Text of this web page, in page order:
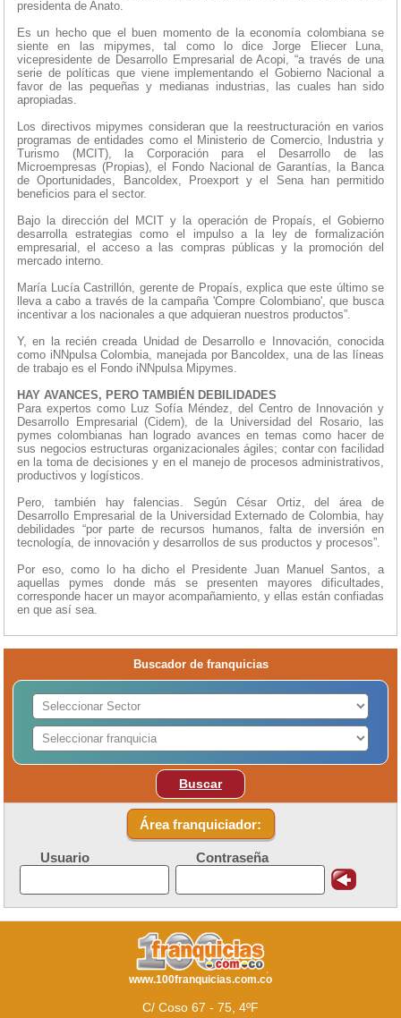
presidenta de Anato.
Es un hecho que el buen momento de la economía colombiana se
siente en las mipymes, tal como lo dice Jorge Eliecer Luna,
vicepresidente de Desarrollo Empresarial de Acopi, “a través de una
serie de políticas que viene implementando el Gobierno Nacional a
favor de las pequeñas y medianas industrias, las cuales han sido
apropiadas.
Los directivos mipymes consideran que la reestructuración en varios
programas de entidades como el Ministerio de Comercio, Industria y
Turismo (MCIT), la Corporación para el Desarrollo de las
Microempresas (Propias), el Fondo Nacional de Garantías, la Banca
de Oportunidades, Bancoldex, Proexport y el Sena han permitido
beneficios para el sector.
Bajo la dirección del MCIT y la operación de Propaís, el Gobierno
desarrolla estrategias como el impulso a la ley de formalización
empresarial, el acceso a las compras públicas y la promoción del
mercado interno.
María Lucía Castrillón, gerente de Propaís, explica que este último se
lleva a cabo a través de la campaña 'Compre Colombiano', que busca
incentivar a los nacionales a que adquieran nuestros productos”.
Y, en la recién creada Unidad de Desarrollo e Innovación, conocida
como iNNpulsa Colombia, manejada por Bancoldex, una de las líneas
de trabajo es el Fondo iNNpulsa Mipymes.
HAY AVANCES, PERO TAMBIÉN DEBILIDADES
Para expertos como Luz Sofía Méndez, del Centro de Innovación y
Desarrollo Empresarial (Cidem), de la Universidad del Rosario, las
pymes colombianas han logrado avances en temas como hacer de
sus negocios estructuras organizacionales ágiles; contar con facilidad
en la toma de decisiones y en el manejo de procesos administrativos,
productivos y logísticos.
Pero, también hay falencias. Según César Ortiz, del área de
Desarrollo Empresarial de la Universidad Externado de Colombia, hay
debilidades “por parte de recursos humanos, falta de inversión en
tecnología, de innovación y desarrollos de sus productos y procesos”.
Por eso, como lo ha dicho el Presidente Juan Manuel Santos, a
aquellas pymes donde más se presenten mayores dificultades,
corresponde hacer un mayor acompañamiento, y ellas están confiadas
en que así sea.
Buscador de franquicias
Buscar
Área franquiciador:
Usuario Contraseña
www.100franquicias.com.co
C/ Coso 67 - 75, 4ºF